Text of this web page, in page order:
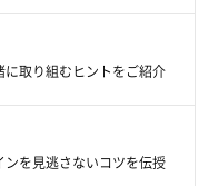
取り組むヒントをご紹介
を見逃さないコツを伝授